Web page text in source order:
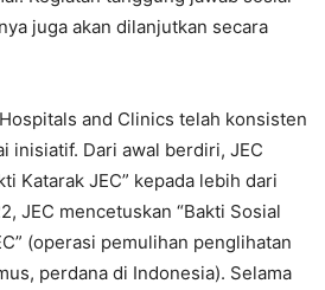
juga akan dilanjutkan secara
and Clinics telah konsisten
inisiatif. Dari awal berdiri, JEC
Katarak JEC” kepada lebih dari
JEC mencetuskan “Bakti Sosial
(operasi pemulihan penglihatan
perdana di Indonesia). Selama